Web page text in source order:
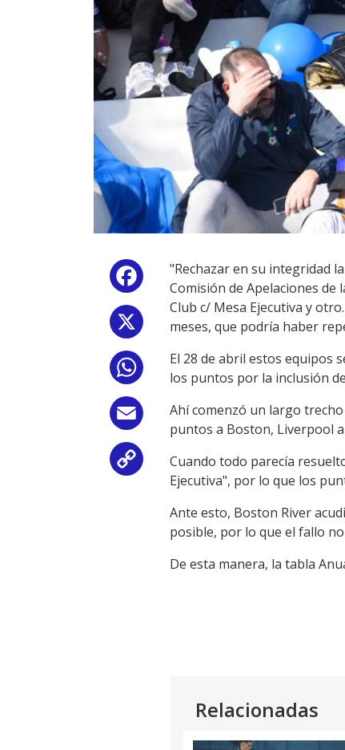
Facebook
WhatsApp
Email
Copy
"Rechazar en su integridad
Comisión de Apelaciones de
Club c/ Mesa Ejecutiva y
meses, que podría haber
El 28 de abril estos equipos
los puntos por la inclusión
Ahí comenzó un largo
puntos a Boston, Liverpool
Cuando todo parecía
Ejecutiva", por lo que los
Ante esto, Boston River
posible, por lo que el fallo
De esta manera, la tabla
Relacionadas